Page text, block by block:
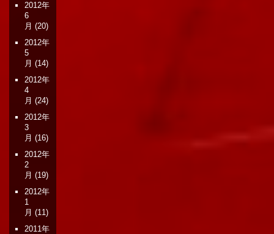
2012年
6
月 (20)
2012年
5
月 (14)
2012年
4
月 (24)
2012年
3
月 (16)
2012年
2
月 (19)
2012年
1
月 (11)
2011年